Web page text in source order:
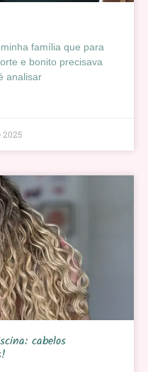
família que para
e bonito precisava
analisar
2025
cabelos